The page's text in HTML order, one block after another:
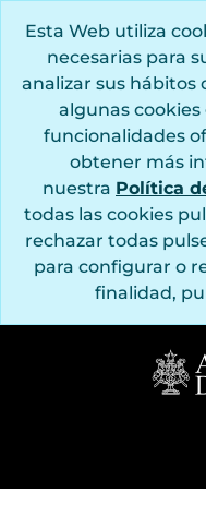
Esta Web utiliza
necesarias para
analizar sus hábitos
algunas
funcionalidades
obtener más
nuestra Política
todas las cookies
rechazar todas
para configurar o
finalidad,